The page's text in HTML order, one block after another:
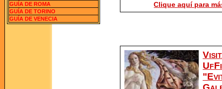
GUÍA DE ROMA
GUÍA DE TORINO
GUÍA DE VENECIA
Clique aquí para